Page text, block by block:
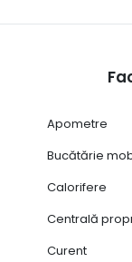
Apometre
Bucătărie
Calorifere
Centrală
Curent